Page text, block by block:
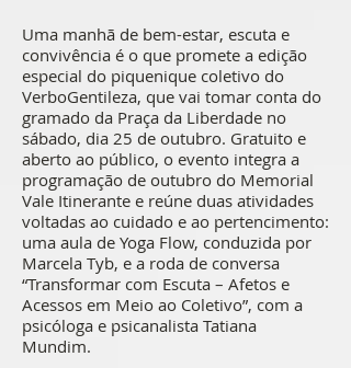
Uma manhã de bem-estar, escuta e
convivência é o que promete a edição
especial do piquenique coletivo do
VerboGentileza, que vai tomar conta do
gramado da Praça da Liberdade no
sábado, dia 25 de outubro. Gratuito e
aberto ao público, o evento integra a
programação de outubro do Memorial
Vale Itinerante e reúne duas atividades
voltadas ao cuidado e ao pertencimento:
uma aula de Yoga Flow, conduzida por
Marcela Tyb, e a roda de conversa
“Transformar com Escuta – Afetos e
Acessos em Meio ao Coletivo”, com a
psicóloga e psicanalista Tatiana
Mundim.